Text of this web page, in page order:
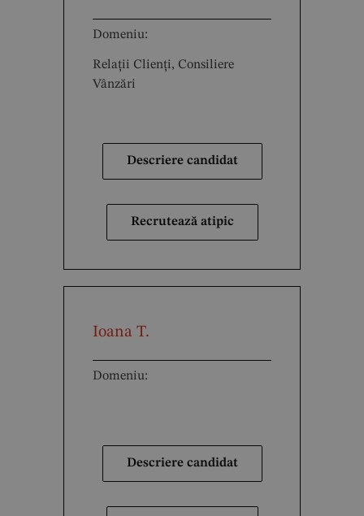
Domeniu:
Relații Clienți, Consiliere
Vânzări
Descriere candidat
Recrutează atipic
Ioana T.
Domeniu:
Descriere candidat